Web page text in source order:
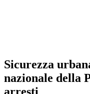
Sicurezza
nazionale della